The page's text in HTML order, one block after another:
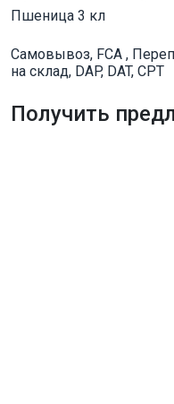
Пшеница 3 кл
Самовывоз, FCA ,
на склад, DAP, DAT, CPT
Получить